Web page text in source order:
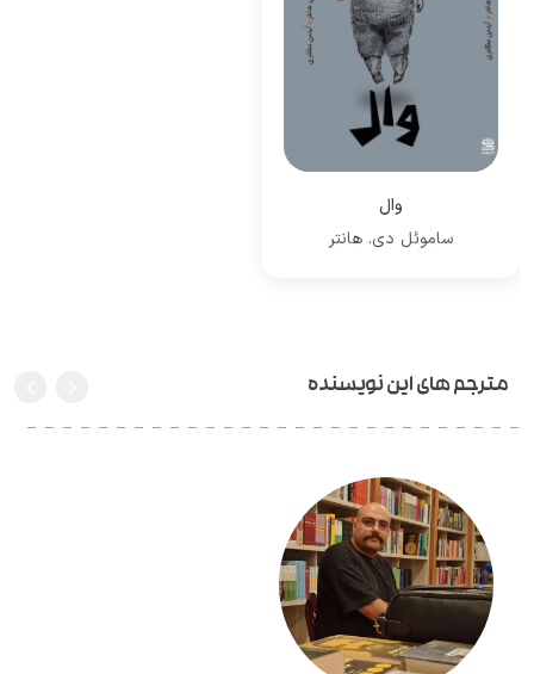
وال
ساموئل دی. هانتر
مترجم های این نویسنده